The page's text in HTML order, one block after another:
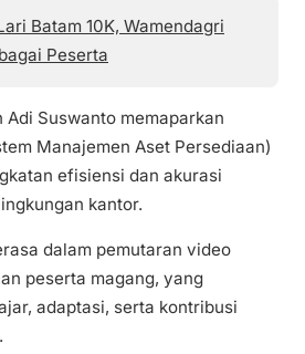
Batam 10K, Wamendagri
Peserta
Suswanto memaparkan
Manajemen Aset Persediaan)
efisiensi dan akurasi
kantor.
dalam pemutaran video
peserta magang, yang
adaptasi, serta kontribusi